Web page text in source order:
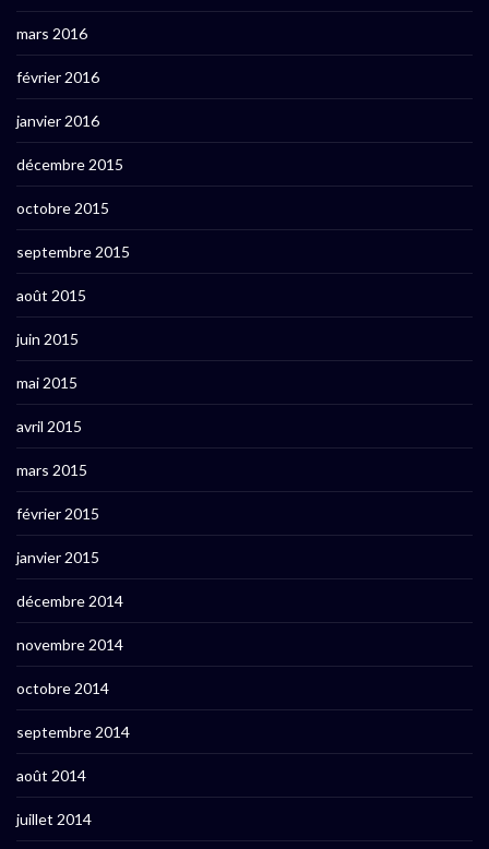
mars 2016
février 2016
janvier 2016
décembre 2015
octobre 2015
septembre 2015
août 2015
juin 2015
mai 2015
avril 2015
mars 2015
février 2015
janvier 2015
décembre 2014
novembre 2014
octobre 2014
septembre 2014
août 2014
juillet 2014